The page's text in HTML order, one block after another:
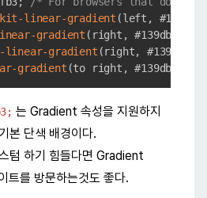
linear-gradient (left ,
#139dba
gradient ( right , #139dba
linear-gradient (right, #139dba
gradient (to right , #139dba
는 Gradient 속성을 지원하지
본 단색 배경이다.
텀 하기 힘들다면 Gradient
트를 방문하는것도 좋다.